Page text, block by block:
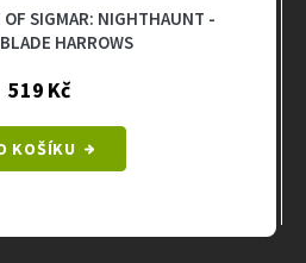
OF SIGMAR: NIGHTHAUNT -
HARROWS
519 Kč
KOŠÍKU